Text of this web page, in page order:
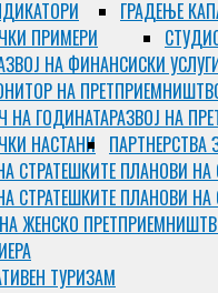
ПРИМЕРИ
ГРАДЕЊЕ
НА ФИНАНСИСКИ
НА
РАЗВОЈ НА
НА ГОДИНАТА
НАСТАНИ ПАРТНЕРСТВА
СТРАТЕШКИТЕ ПЛАНОВИ НА
СТРАТЕШКИТЕ ПЛАНОВИ НА
ЖЕНСКО
ТУРИЗАМ